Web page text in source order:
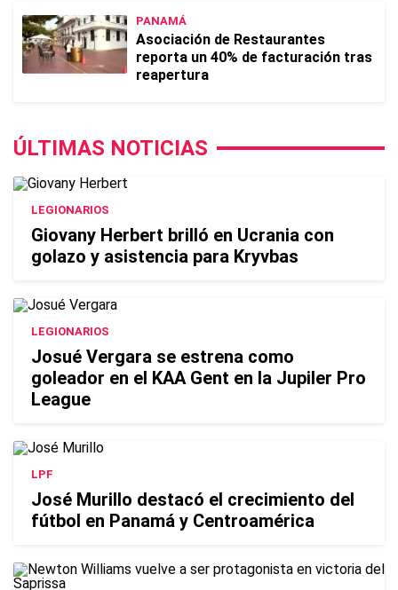
PANAMÁ
Asociación de Restaurantes
reporta un 40% de facturación tras
reapertura
ÚLTIMAS NOTICIAS
LEGIONARIOS
Giovany Herbert brilló en Ucrania con
golazo y asistencia para Kryvbas
LEGIONARIOS
Josué Vergara se estrena como
goleador en el KAA Gent en la Jupiler Pro
League
LPF
José Murillo destacó el crecimiento del
fútbol en Panamá y Centroamérica